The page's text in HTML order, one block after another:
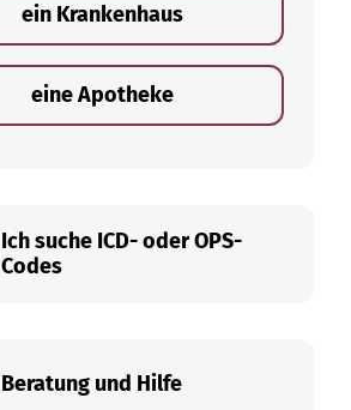
ein Krankenhaus
eine Apotheke
Ich suche ICD- oder OPS-
Codes
Beratung und Hilfe